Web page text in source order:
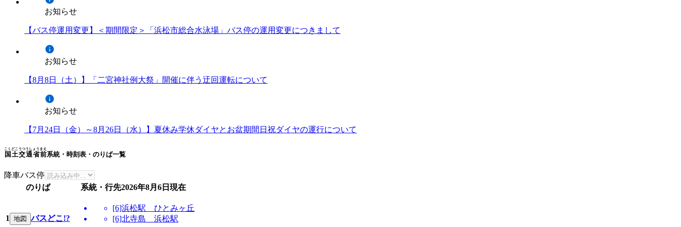
お知らせ
【バス停運用変更】＜期間限定＞「浜松市総合水泳場」バス停の運用変更につきまして
お知らせ
【8月8日（土）】「二宮神社例大祭」開催に伴う迂回運転について
お知らせ
【7月24日（金）～8月26日（水）】夏休み学休ダイヤとお盆期間日祝ダイヤの運行について
国土交通省前
こくどこうつうしょうまえ
系統・時刻表・のりば一覧
降車バス停
のりば
系統・行先2026年8月6日 現在
1 地図 バスどこ!?
[6]浜松駅 ひとみヶ丘
[6]北寺島 浜松駅